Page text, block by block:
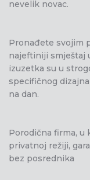
nevelik novac.
Pronađete svojim
najeftiniji smještaj
izuzetka su u
specifičnog
na dan.
Porodična firma, u
privatnoj režiji,
bez posrednika